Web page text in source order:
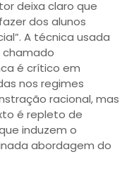
deixa claro que
dos alunos
A técnica usada
chamado
é crítico em
nos regimes
racional, mas
é repleto de
induzem o
abordagem do